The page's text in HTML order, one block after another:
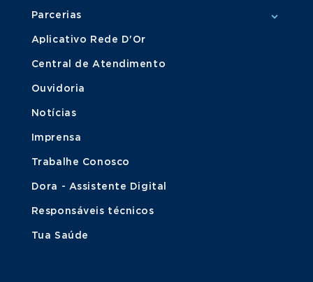
Parcerias
Aplicativo Rede D'Or
Central de Atendimento
Ouvidoria
Notícias
Imprensa
Trabalhe Conosco
Dora - Assistente Digital
Responsáveis técnicos
Tua Saúde